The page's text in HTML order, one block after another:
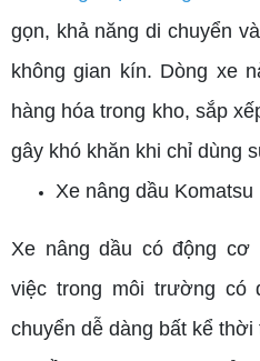
gọn, khả năng di chuyển
không gian kín. Dòng xe
hàng hóa trong kho, sắp
gây khó khăn khi chỉ dùng
Xe nâng dầu Komatsu
Xe nâng dầu có động cơ
việc trong môi trường có
chuyển dễ dàng bất kể